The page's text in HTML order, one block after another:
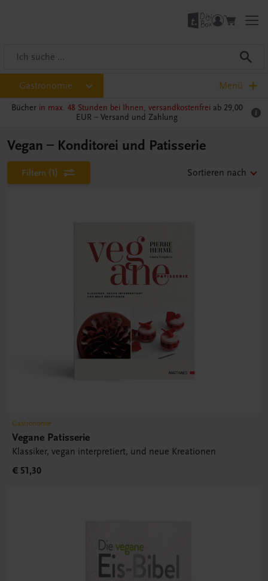
Gastronomie Menü
Bücher in max. 48 Stunden bei Ihnen, versandkostenfrei ab 29,00
EUR – Versand und Zahlung
Vegan – Konditorei und Patisserie
Filtern (1) Sortieren nach
Gastronomie
Vegane Patisserie
Klassiker, vegan interpretiert, und neue Kreationen
€ 51,30